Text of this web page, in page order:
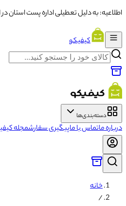
اطلاعیه: به دلیل تعطیلی اداره پست استان در ایام اربعین،
کیفیکو
دسته‌بندی‌ها
درباره ماتماس با ماپیگیری سفارشمجله
خانه
/